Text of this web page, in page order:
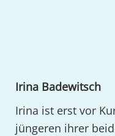
Irina Badewitsch
Irina ist erst vor
jüngeren ihrer